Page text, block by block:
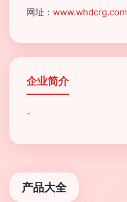
网址： www.whdcrg.com
企业简介
-
产品大全